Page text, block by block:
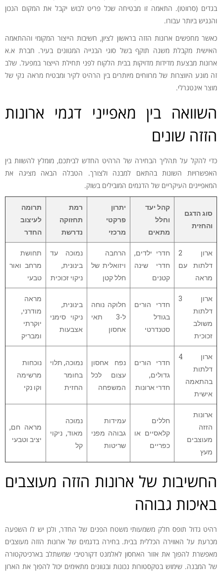
בגדים (סרווטו). התאמה זו מבטיחה שכל פריט לבוש יקבל את המקום הנכון
והנגיש ביותר עבורו.
כאשר מחפשים ארונות הזזה בראשון לציון, חשיבות הייצור המקומי וההתאמה
האישית מקבלת משנה תוקף בשל סוגי הבנייה המגוונים בעיר. חברת א.א
ארונות מבצעת מדידות מדויקות בבית הלקוח לפני תחילת הייצור במפעל. שלב
זה מונע היווצרות של מרווחים מיותרים בין הרהיט לקיר ומבטיח מראה נקי של
מוצר אינטגרלי.
השוואה בין מאפייני דגמי ארונות
הזזה שונים
כדי להקל על תהליך הבחירה של הרהיט החדש לביתכם, מומלץ להשוות בין
האפשרויות השונות בהתאם למבנה ולצורך. הטבלה הבאה מציגה את
המאפיינים העיקריים של הדגמים המובילים בשוק.
סוג הדגם
והחזית
קהל יעד
וחלל
מתאים
יתרון
פרקטי
מרכזי
רמת
תחזוקה
נדרשת
תרומה
לעיצוב
החדר
ארון 2
דלתות עם
מראה
חדרי ילדים,
חדרי שינה
קטנים
הרחבה
ויזואלית של
חלל קטן
נמוכה עד
בינונית,
ניקוי זכוכית
תחושת
מרחב ואור
טבעי
ארון 3
דלתות
משולב
זכוכית
חדרי הורים
בגודל
סטנדרטי
חלוקה נוחה
ל-3 תאי
אחסון
בינונית,
ניקוי סימני
אצבעות
מראה
מודרני,
יוקרתי
ומבריק
ארון 4
דלתות
בהתאמה
אישית
חדרי הורים
גדולים,
חדרי ארונות
נפח אחסון
עצום לכל
המשפחה
נמוכה, תלוי
בחומר
החזית
נוכחות
מרשימה
וקו נקי
ארונות
הזזה
מעוצבים
מעץ
חללים
קלאסיים או
כפריים
עמידות
גבוהה מפני
שריטות
נמוכה
מאוד, ניקוי
קל
מראה חם,
יציב וטבעי
החשיבות של ארונות הזזה מעוצבים
באיכות גבוהה
רהיט גדול תופס חלק משמעותי משטח הפנים של החדר, ולכן יש לו השפעה
מכרעת על האווירה הכללית בבית. בחירה בדגמים של ארונות הזזה מעוצבים
מאפשרת להפוך את אזור האחסון לאלמנט דקורטיבי שמשתלב בארכיטקטורה
של המבנה. שימוש בטקסטורות נכונות ובגוונים מתאימים יכול להפוך את הארון